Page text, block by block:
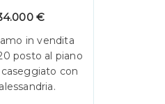
€
in vendita
posto al piano
con